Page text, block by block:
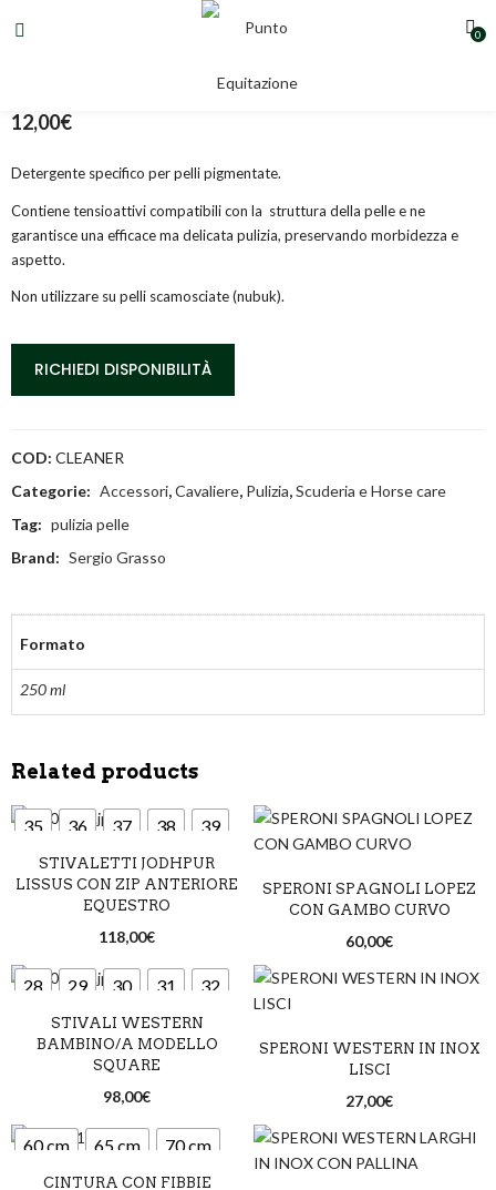
0
12,00€
Detergente specifico per pelli pigmentate.
Contiene tensioattivi compatibili con la struttura della pelle e ne
garantisce una efficace ma delicata pulizia, preservando morbidezza e
aspetto.
Non utilizzare su pelli scamosciate (nubuk).
RICHIEDI DISPONIBILITÀ
COD: CLEANER
Categorie: Accessori,Cavaliere, Pulizia,Scuderia e Horse care
Tag: pulizia pelle
Brand: Sergio Grasso
Formato
250 ml
Related products
35 36 37 38
39
40
41 42 43
44
46
STIVALETTI JODHPUR
LISSUS CON ZIP ANTERIORE
EQUESTRO
118,00€
SPERONI SPAGNOLI LOPEZ
CON GAMBO CURVO
60,00€
28 29 30 31
32
34 35 36 37
STIVALI WESTERN
BAMBINO/A MODELLO
SQUARE
98,00€
SPERONI WESTERN IN INOX
LISCI
27,00€
60 cm 65 cm
70 cm
CINTURA CON FIBBIE